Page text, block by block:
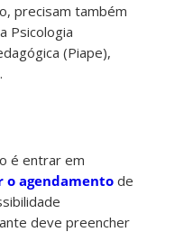
precisam também
Psicologia
(Piape),
é entrar em
o agendamento de
deve preencher